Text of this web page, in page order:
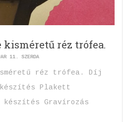
kisméretű réz trófea.
11. SZERDA
réz trófea. Díj
Plakett
Gravírozás